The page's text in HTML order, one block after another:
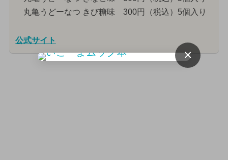
丸亀うどーなつ きび糖味 300円（税込）5個入り
公式サイト
×